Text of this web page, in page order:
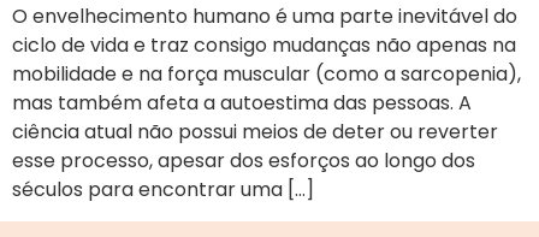
O envelhecimento humano é uma parte inevitável do
ciclo de vida e traz consigo mudanças não apenas na
mobilidade e na força muscular (como a sarcopenia),
mas também afeta a autoestima das pessoas. A
ciência atual não possui meios de deter ou reverter
esse processo, apesar dos esforços ao longo dos
séculos para encontrar uma […]